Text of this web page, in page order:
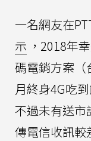
一名網友在
示 ，2018年
碼電銷方案（
月終身4G吃
不過未有送市
傳電信收訊較